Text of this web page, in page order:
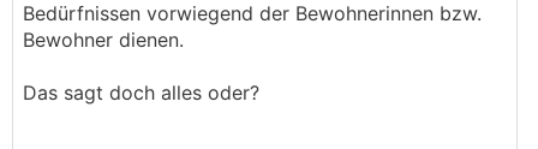
Bedürfnissen vorwiegend der Bewohnerinnen bzw.
Bewohner dienen.
Das sagt doch alles oder?